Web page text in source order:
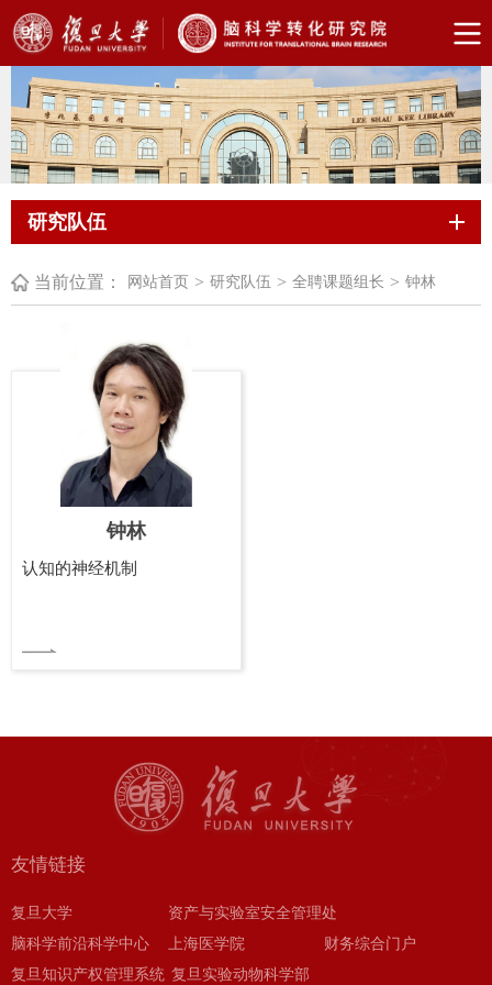
研究队伍
当前位置： 网站首页 > 研究队伍 > 全聘课题组长 > 钟林
钟林
认知的神经机制
友情链接
复旦大学
资产与实验室安全管理处
脑科学前沿科学中心
上海医学院
财务综合门户
复旦知识产权管理系统 复旦实验动物科学部